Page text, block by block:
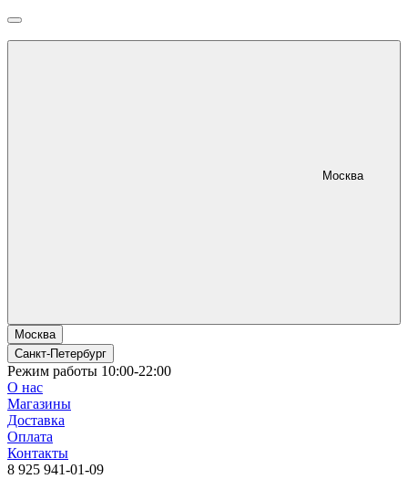
Москва
Москва
Санкт-Петербург
Режим работы 10:00-22:00
О нас
Магазины
Доставка
Оплата
Контакты
8 925 941-01-09